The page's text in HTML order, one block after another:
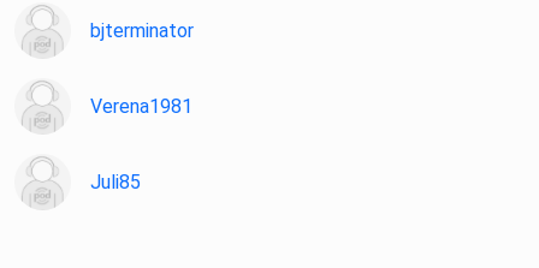
bjterminator
Verena1981
Juli85